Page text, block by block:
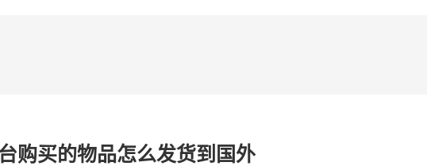
购买的物品怎么发货到国外